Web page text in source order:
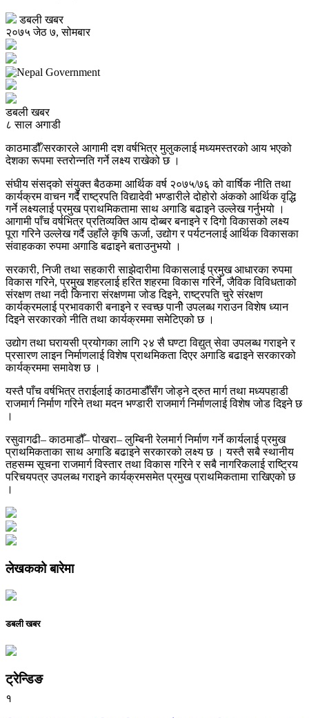
डबली खबर
२०७५ जेठ ७, सोमबार
डबली खबर
८ साल अगाडी
काठमाडौँ/सरकारले आगामी दश वर्षभित्र मुलुकलाई मध्यमस्तरको आय भएको
देशका रूपमा स्तरोन्नति गर्ने लक्ष्य राखेको छ ।
संघीय संसद्को संयुक्त बैठकमा आर्थिक वर्ष २०७५/७६ को वार्षिक नीति तथा
कार्यक्रम वाचन गर्दै राष्ट्रपति विद्यादेवी भण्डारीले दोहोरो अंकको आर्थिक वृद्धि
गर्ने लक्ष्यलाई प्रमुख प्राथमिकतामा साथ अगाडि बढाइने उल्लेख गर्नुभयो ।
आगामी पाँच वर्षभित्र प्रतिव्यक्ति आय दोब्बर बनाइने र दिगो विकासको लक्ष्य
पूरा गरिने उल्लेख गर्दै उहाँले कृषि ऊर्जा, उद्योग र पर्यटनलाई आर्थिक विकासका
संवाहकका रुपमा अगाडि बढाइने बताउनुभयो ।
सरकारी, निजी तथा सहकारी साझेदारीमा विकासलाई प्रमुख आधारका रुपमा
विकास गरिने, प्रमुख शहरलाई हरित शहरमा विकास गरिर्ने, जैविक विविधताको
संरक्षण तथा नदी किनारा संरक्षणमा जोड दिइने, राष्ट्रपति चुरे संरक्षण
कार्यक्रमलाई प्रभावकारी बनाइने र स्वच्छ पानीे उपलब्ध गराउन विशेष ध्यान
दिइने सरकारको नीति तथा कार्यक्रममा समेटिएको छ ।
उद्योग तथा घरायसी प्रयोगका लागि २४ सै घण्टा विद्युत् सेवा उपलब्ध गराइने र
प्रसारण लाइन निर्माणलाई विशेष प्राथमिकता दिएर अगाडि बढाइने सरकारको
कार्यक्रममा समावेश छ ।
यस्तै पाँच वर्षभित्र तराईलाई काठमाडौँसँग जोड्ने द्रुत मार्ग तथा मध्यपहाडी
राजमार्ग निर्माण गरिने तथा मदन भण्डारी राजमार्ग निर्माणलाई विशेष जोड दिइने छ
।
रसुवागढी– काठमाडौँ– पोखरा– लुम्बिनी रेलमार्ग निर्माण गर्ने कार्यलाई प्रमुख
प्राथमिकताका साथ अगाडि बढाइने सरकारको लक्ष्य छ । यस्तै सबै स्थानीय
तहसम्म सूचना राजमार्ग विस्तार तथा विकास गरिने र सबै नागरिकलाई राष्ट्रिय
परिचयपत्र उपलब्ध गराइने कार्यक्रमसमेत प्रमुख प्राथमिकतामा राखिएको छ
।
लेखकको बारेमा
डबली खबर
ट्रेन्डिङ
१